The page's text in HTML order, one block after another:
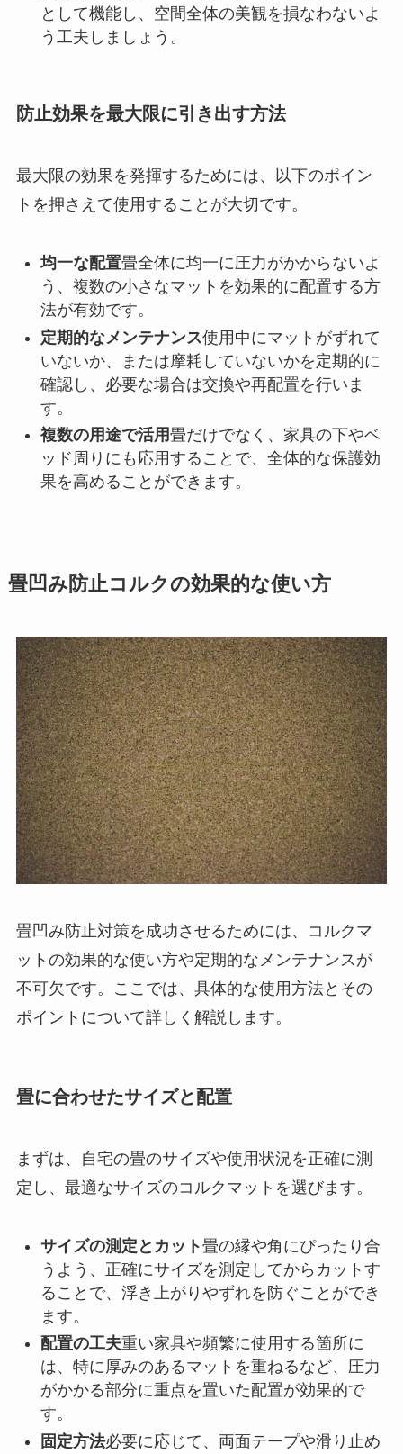
として機能し、空間全体の美観を損なわないよ
う工夫しましょう。
防止効果を最大限に引き出す方法
最大限の効果を発揮するためには、以下のポイン
トを押さえて使用することが大切です。
均一な配置畳全体に均一に圧力がかからないよ
う、複数の小さなマットを効果的に配置する方
法が有効です。
定期的なメンテナンス使用中にマットがずれて
いないか、または摩耗していないかを定期的に
確認し、必要な場合は交換や再配置を行いま
す。
複数の用途で活用畳だけでなく、家具の下やベ
ッド周りにも応用することで、全体的な保護効
果を高めることができます。
畳凹み防止コルクの効果的な使い方
畳凹み防止対策を成功させるためには、コルクマ
ットの効果的な使い方や定期的なメンテナンスが
不可欠です。ここでは、具体的な使用方法とその
ポイントについて詳しく解説します。
畳に合わせたサイズと配置
まずは、自宅の畳のサイズや使用状況を正確に測
定し、最適なサイズのコルクマットを選びます。
サイズの測定とカット畳の縁や角にぴったり合
うよう、正確にサイズを測定してからカットす
ることで、浮き上がりやずれを防ぐことができ
ます。
配置の工夫重い家具や頻繁に使用する箇所に
は、特に厚みのあるマットを重ねるなど、圧力
がかかる部分に重点を置いた配置が効果的で
す。
固定方法必要に応じて、両面テープや滑り止め